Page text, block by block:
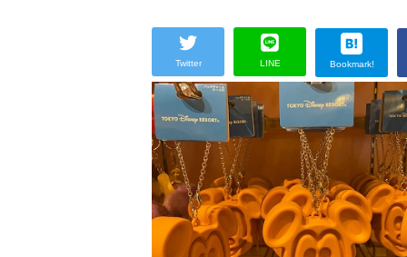
Twitter LINE Bookmark!